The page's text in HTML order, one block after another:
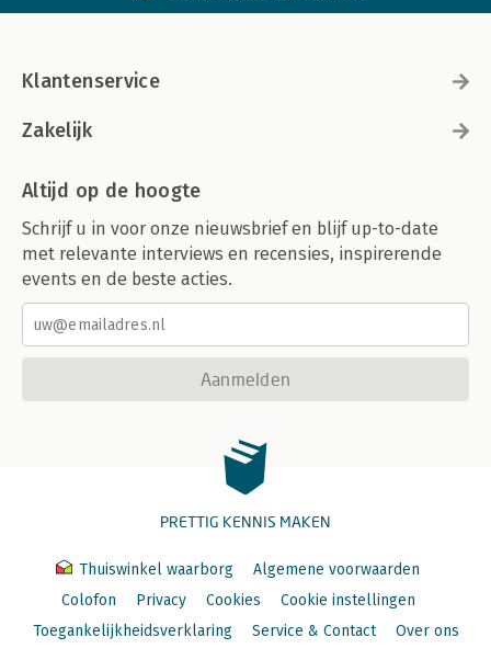
Klantenservice
Zakelijk
Altijd op de hoogte
Schrijf u in voor onze nieuwsbrief en blijf up-to-date
met relevante interviews en recensies, inspirerende
events en de beste acties.
Aanmelden
PRETTIG KENNIS MAKEN
Thuiswinkel waarborg
Algemene voorwaarden
Colofon
Privacy Cookies
Cookie instellingen
Toegankelijkheidsverklaring
Service & Contact Over ons